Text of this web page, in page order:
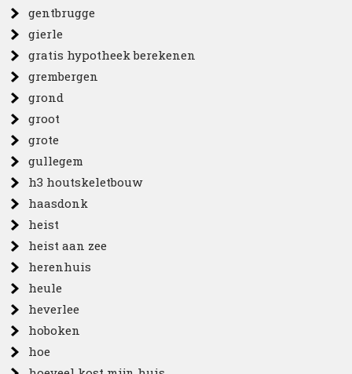
gentbrugge
gierle
gratis hypotheek berekenen
grembergen
grond
groot
grote
gullegem
h3 houtskeletbouw
haasdonk
heist
heist aan zee
herenhuis
heule
heverlee
hoboken
hoe